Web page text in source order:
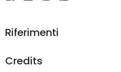
Materiale rivestimento
Materiale dell'alloggiamento
Riferimenti
Credits